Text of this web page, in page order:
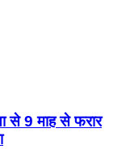
से 9 माह से फरार